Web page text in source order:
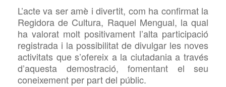
L’acte va ser amè i divertit, com ha confirmat la
Regidora de Cultura, Raquel Mengual, la qual
ha valorat molt positivament l’alta participació
registrada i la possibilitat de divulgar les noves
activitats que s’ofereix a la ciutadania a través
d’aquesta demostració, fomentant el seu
coneixement per part del públic.